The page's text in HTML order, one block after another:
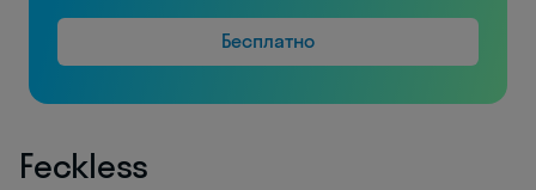
Бесплатно
Feckless